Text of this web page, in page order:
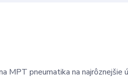
MPT pneumatika na